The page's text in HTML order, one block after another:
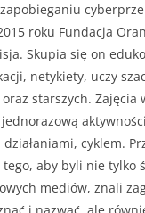
roku Fundacja
Skupia się on
netykiety, uczy
starszych. Zajęcia
cyklem.
tego, aby byli nie tylko
mediów, znali